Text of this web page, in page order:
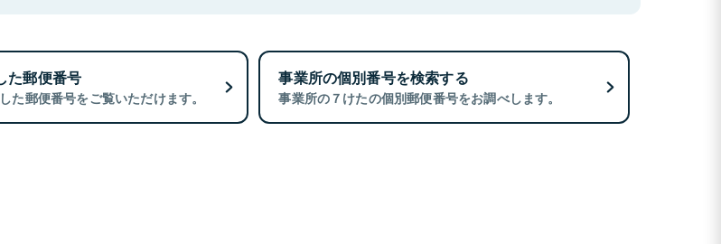
た郵便番号
た郵便番号をご覧いただけます。
事業所の個別番号を検索する
事業所の７けたの個別郵便番号をお調べします。